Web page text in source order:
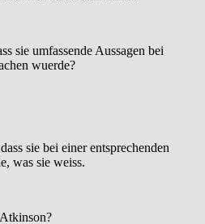
sie umfassende Aussagen bei
wuerde?
sie bei einer entsprechenden
was sie weiss.